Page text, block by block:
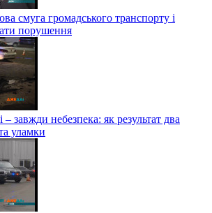
смуга громадського транспорту і
порушення
завжди небезпека: як результат два
уламки